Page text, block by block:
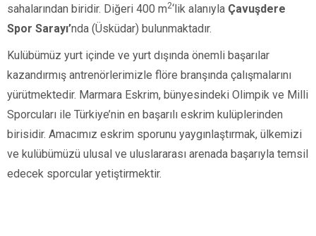
sahalarından biridir. Diğeri 400 m2‘lik alanıyla Çavuşdere
Spor Sarayı’nda (Üsküdar) bulunmaktadır.
Kulübümüz yurt içinde ve yurt dışında önemli başarılar
kazandırmış antrenörlerimizle flöre branşında çalışmalarını
yürütmektedir. Marmara Eskrim, bünyesindeki Olimpik ve Milli
Sporcuları ile Türkiye’nin en başarılı eskrim kulüplerinden
birisidir. Amacımız eskrim sporunu yaygınlaştırmak, ülkemizi
ve kulübümüzü ulusal ve uluslararası arenada başarıyla temsil
edecek sporcular yetiştirmektir.